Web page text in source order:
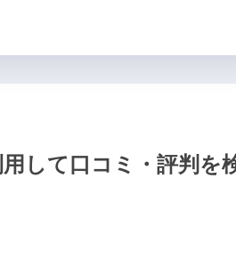
して口コミ・評判を